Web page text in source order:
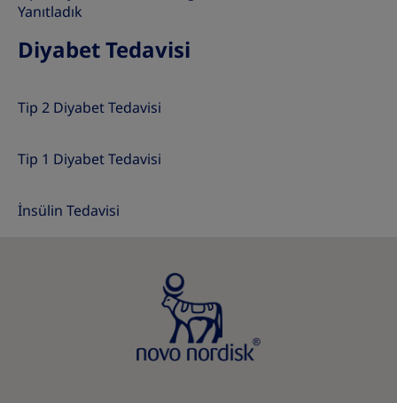
Yanıtladık
Diyabet Tedavisi
Tip 2 Diyabet Tedavisi
Tip 1 Diyabet Tedavisi
İnsülin Tedavisi